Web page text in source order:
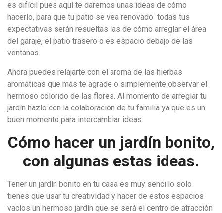
es difícil pues aquí te daremos unas ideas de cómo
hacerlo, para que tu patio se vea renovado todas tus
expectativas serán resueltas las de cómo arreglar el área
del garaje, el patio trasero o es espacio debajo de las
ventanas.
Ahora puedes relajarte con el aroma de las hierbas
aromáticas que más te agrade o simplemente observar el
hermoso colorido de las flores. Al momento de arreglar tu
jardín hazlo con la colaboración de tu familia ya que es un
buen momento para intercambiar ideas.
Cómo hacer un jardín bonito,
con algunas estas ideas.
Tener un jardín bonito en tu casa es muy sencillo solo
tienes que usar tu creatividad y hacer de estos espacios
vacíos un hermoso jardín que se será el centro de atracción